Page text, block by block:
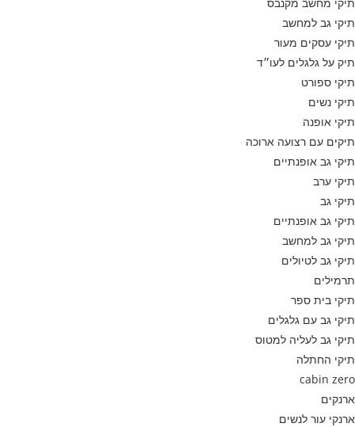
תיקי גב למחשב
תיקי עסקים מעור
תיק על גלגלים לעו״ד
תיקי ספורט
תיקי נשים
תיקי אופנה
תיקים עם רצועה ארוכה
תיקי גב אופנתיים
תיקי ערב
תיקי גב
תיקי גב אופנתיים
תיקי גב למחשב
תיקי גב לטיולים
תרמילים
תיקי בית ספר
תיקי גב עם גלגלים
תיקי גב לעליה למטוס
תיקי החתלה
cabin zero
ארנקים
ארנקי עור לנשים